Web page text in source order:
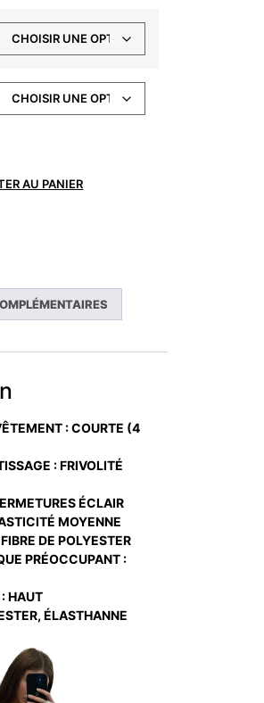
AU PANIER
: COURTE (4
: FRIVOLITÉ
ÉCLAIR
MOYENNE
DE POLYESTER
PRÉOCCUPANT :
: HAUT
ÉLASTHANNE